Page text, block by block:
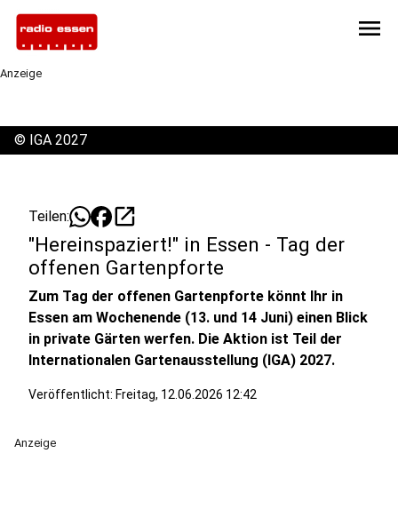
menu
Anzeige
© IGA 2027
Teilen: open_in_new
"Hereinspaziert!" in Essen - Tag der
offenen Gartenpforte
Zum Tag der offenen Gartenpforte könnt Ihr in
Essen am Wochenende (13. und 14 Juni) einen Blick
in private Gärten werfen. Die Aktion ist Teil der
Internationalen Gartenausstellung (IGA) 2027.
Veröffentlicht: Freitag, 12.06.2026 12:42
Anzeige